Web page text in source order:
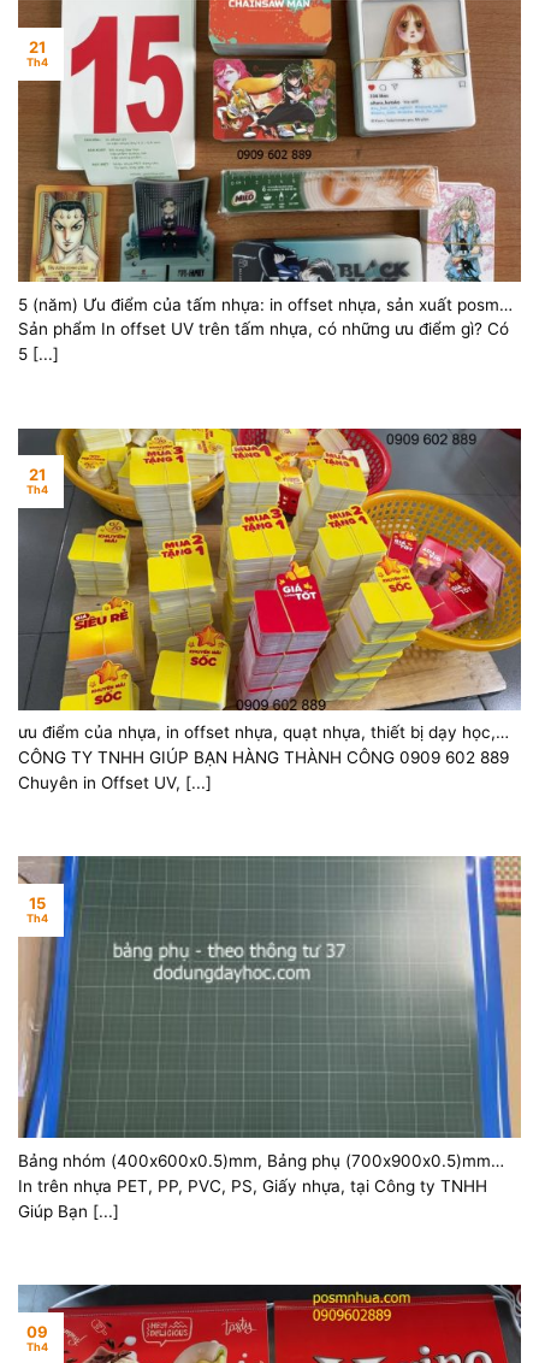
5 (năm) Ưu điểm của tấm nhựa: in offset nhựa, sản xuất posm
nhựa, thiết bị dạy học nhựa
Sản phẩm In offset UV trên tấm nhựa, có những ưu điểm gì? Có
5 [...]
21
Th4
ưu điểm của nhựa, in offset nhựa, quạt nhựa, thiết bị dạy học,
bảng phụ, bảng nhóm
CÔNG TY TNHH GIÚP BẠN HÀNG THÀNH CÔNG 0909 602 889
Chuyên in Offset UV, [...]
21
Th4
Bảng nhóm (400x600x0.5)mm, Bảng phụ (700x900x0.5)mm
sản xuất in theo yêu cầu!
In trên nhựa PET, PP, PVC, PS, Giấy nhựa, tại Công ty TNHH
Giúp Bạn [...]
15
Th4
09
Th4